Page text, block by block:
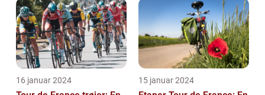
16 januar 2024 15 januar 2024